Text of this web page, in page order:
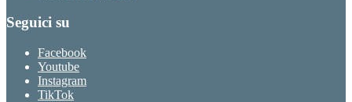
Seguici su
Facebook
Youtube
Instagram
TikTok